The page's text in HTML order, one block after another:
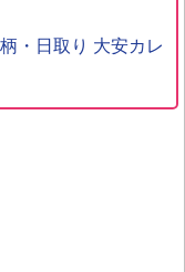
・日取り 大安カレ